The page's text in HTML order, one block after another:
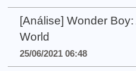
[Análise] Wonder
World
25/06/2021 06:48